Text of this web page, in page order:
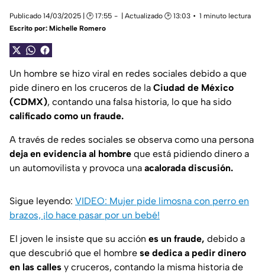
Publicado 14/03/2025 | 🕑 17:55 | Actualizado 🕑 13:03
1 minuto lectura
Escrito por: Michelle Romero
Un hombre se hizo viral en redes sociales debido a que
pide dinero en los cruceros de la Ciudad de México
(CDMX), contando una falsa historia, lo que ha sido
calificado como un fraude.
A través de redes sociales se observa como una persona
deja en evidencia al hombre que está pidiendo dinero a
un automovilista y provoca una acalorada discusión.
Sigue leyendo: VIDEO: Mujer pide limosna con perro en
brazos, ¡lo hace pasar por un bebé!
El joven le insiste que su acción es un fraude, debido a
que descubrió que el hombre se dedica a pedir dinero
en las calles y cruceros, contando la misma historia de